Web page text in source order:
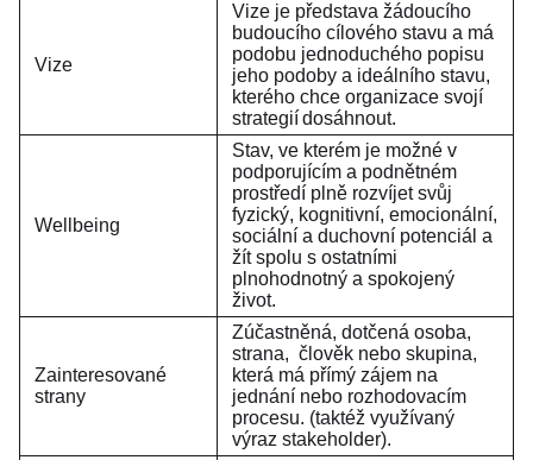
Vize
Vize je představa žádoucího
budoucího cílového stavu a má
podobu jednoduchého popisu
jeho podoby a ideálního stavu,
kterého chce organizace svojí
strategií dosáhnout.
Wellbeing
Stav, ve kterém je možné v
podporujícím a podnětném
prostředí plně rozvíjet svůj
fyzický, kognitivní, emocionální,
sociální a duchovní potenciál a
žít spolu s ostatními
plnohodnotný a spokojený
život.
Zainteresované
strany
Zúčastněná, dotčená osoba,
strana, člověk nebo skupina,
která má přímý zájem na
jednání nebo rozhodovacím
procesu. (taktéž využívaný
výraz stakeholder).